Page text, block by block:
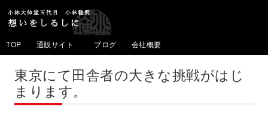
TOP 通販サイト ブログ 会社概要
東京にて田舎者の大きな挑戦がはじ
まります。